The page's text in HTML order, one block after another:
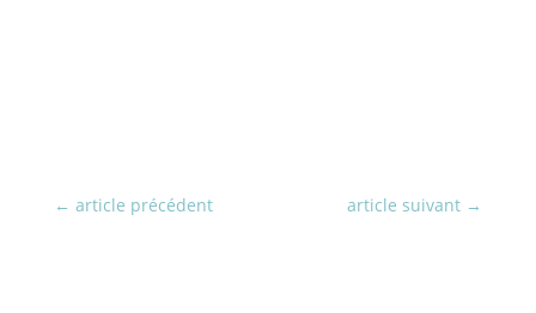
← article précédent article suivant →